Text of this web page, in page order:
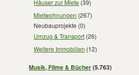
Häuser zur Miete (39)
Mietwohnungen (267)
Neubauprojekte (0)
Umzug & Transport (26)
Weitere Immobilien (12)
Musik, Filme & Bücher(5.763)